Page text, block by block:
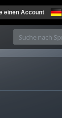
einen Account